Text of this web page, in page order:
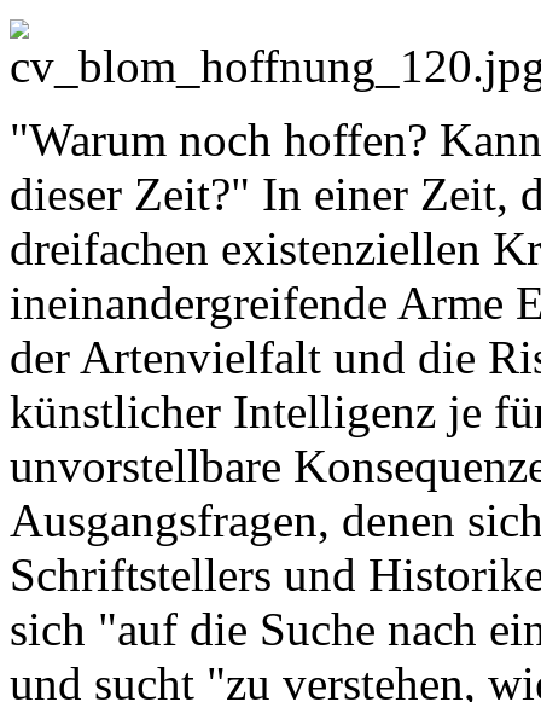
"Warum noch hoffen?
dieser Zeit?" In einer Zeit,
dreifachen existenziellen
ineinandergreifende Arme
der Artenvielfalt und die
künstlicher Intelligenz je
unvorstellbare
Ausgangsfragen, denen
Schriftstellers und
sich "auf die Suche nach
und sucht "zu verstehen,